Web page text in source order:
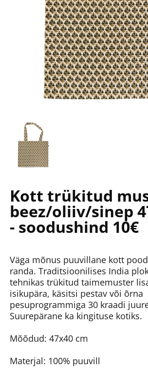
Kott trükitud
beez/oliiv/sinep
- soodushind 10€
Väga mõnus puuvillane kott
randa. Traditsioonilises India
tehnikas trükitud taimemuster
isikupära, käsitsi pestav või õrna
pesuprogrammiga 30 kraadi
Suurepärane ka kingituse kotiks.
Mõõdud: 47x40 cm
Materjal: 100% puuvill